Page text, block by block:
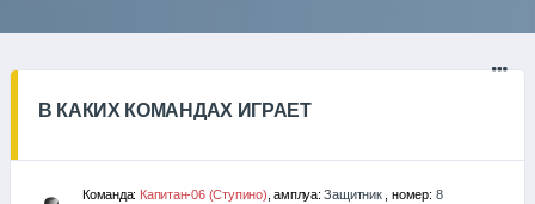
В КАКИХ КОМАНДАХ ИГРАЕТ
Команда: Капитан-06 (Ступино) , амплуа:Защитник, номер: 8